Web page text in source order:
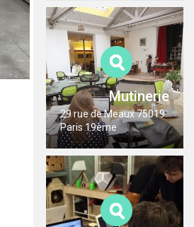
Mutinerie
29 rue de Meaux 75019
Paris 19ème